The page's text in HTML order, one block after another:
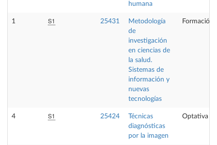
humana
1 S1 25431
Metodología
de
investigación
en ciencias de
la salud.
Sistemas de
información y
nuevas
tecnologías
Formación
4 S1 25424
Técnicas
diagnósticas
por la imagen
Optativa